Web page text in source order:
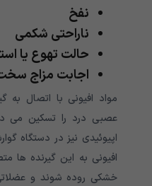
نفخ
ناراحتی شکمی
حالت تهوع یا
اجابت مزاج سخت
مواد افیونی با اتصال به
عصبی درد را تسکین می
اپیوئیدی نیز در دستگاه
افیونی به این گیرنده ها
خشکی روده شوند و